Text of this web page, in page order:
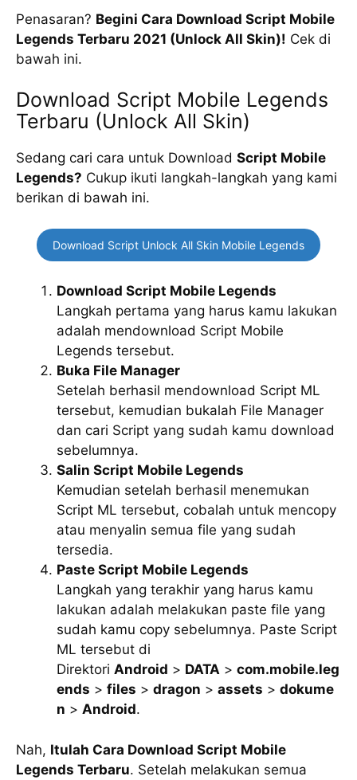
Penasaran? Begini Cara Download Script Mobile
Legends Terbaru 2021 (Unlock All Skin)! Cek di
bawah ini.
Download Script Mobile Legends
Terbaru (Unlock All Skin)
Sedang cari cara untuk Download Script Mobile
Legends? Cukup ikuti langkah-langkah yang kami
berikan di bawah ini.
Download Script Unlock All Skin Mobile Legends
Download Script Mobile Legends
Langkah pertama yang harus kamu lakukan
adalah mendownload Script Mobile
Legends tersebut.
Buka File Manager
Setelah berhasil mendownload Script ML
tersebut, kemudian bukalah File Manager
dan cari Script yang sudah kamu download
sebelumnya.
Salin Script Mobile Legends
Kemudian setelah berhasil menemukan
Script ML tersebut, cobalah untuk mencopy
atau menyalin semua file yang sudah
tersedia.
Paste Script Mobile Legends
Langkah yang terakhir yang harus kamu
lakukan adalah melakukan paste file yang
sudah kamu copy sebelumnya. Paste Script
ML tersebut di
Direktori Android > DATA > com.mobile.leg
ends > files > dragon > assets > dokume
n > Android.
Nah, Itulah Cara Download Script Mobile
Legends Terbaru. Setelah melakukan semua